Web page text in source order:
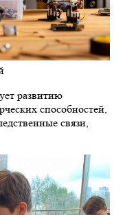
развитию
способностей,
связи,